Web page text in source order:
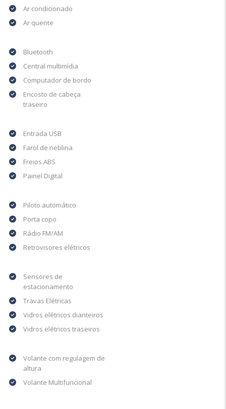
Ar condicionado
Ar quente
Bluetooth
Central multimídia
Computador de bordo
Encosto de cabeça
traseiro
Entrada USB
Farol de neblina
Freios ABS
Painel Digital
Piloto automático
Porta copo
Rádio FM/AM
Retrovisores elétricos
Sensores de
estacionamento
Travas Elétricas
Vidros elétricos dianteiros
Vidros elétricos traseiros
Volante com regulagem de
altura
Volante Multifuncional